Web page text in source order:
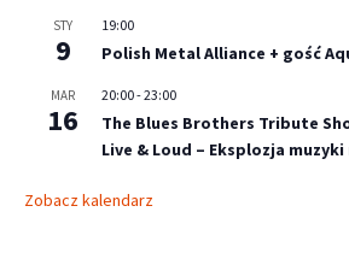
STY
9
19:00
Polish Metal Alliance + gość
MAR
16
20:00-23:00
The Blues Brothers Tribute
Live & Loud – Eksplozja muzyki
Zobacz kalendarz